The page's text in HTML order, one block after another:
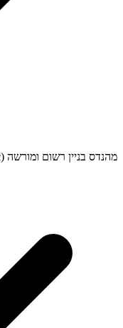
מהנדס בניין רשום ומורשה (B.Sc)